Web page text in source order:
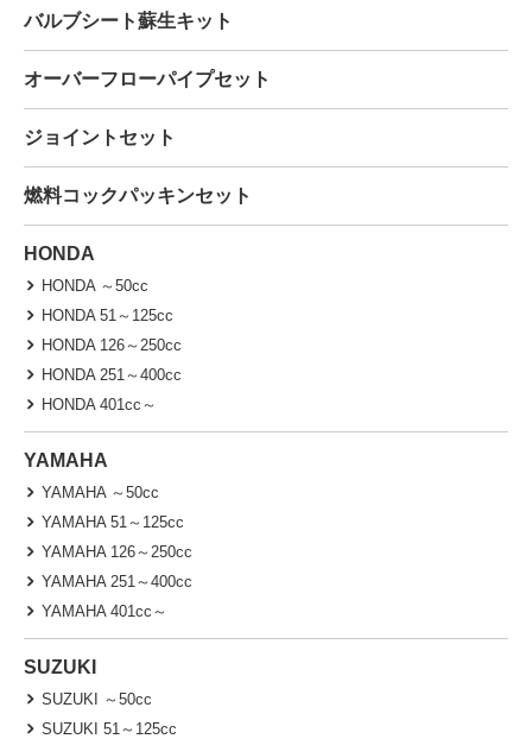
バルブシート蘇生キット
オーバーフローパイプセット
ジョイントセット
燃料コックパッキンセット
HONDA
HONDA ～50cc
HONDA 51～125cc
HONDA 126～250cc
HONDA 251～400cc
HONDA 401cc～
YAMAHA
YAMAHA ～50cc
YAMAHA 51～125cc
YAMAHA 126～250cc
YAMAHA 251～400cc
YAMAHA 401cc～
SUZUKI
SUZUKI ～50cc
SUZUKI 51～125cc